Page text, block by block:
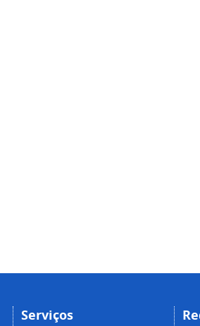
Serviços